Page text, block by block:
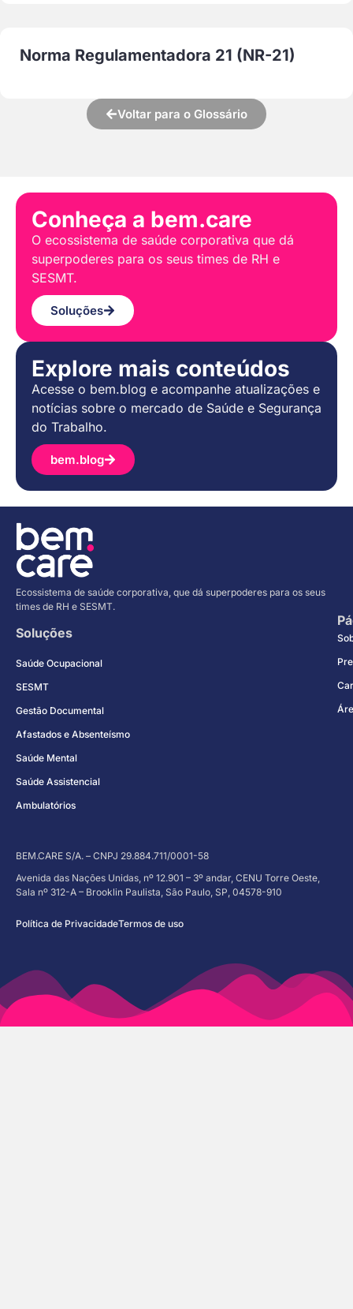
Norma Regulamentadora 21 (NR-21)
Voltar para o Glossário
Conheça a bem.care
O ecossistema de saúde corporativa que dá
superpoderes para os seus times de RH e
SESMT.
Soluções
Explore mais conteúdos
Acesse o bem.blog e acompanhe atualizações e
notícias sobre o mercado de Saúde e Segurança
do Trabalho.
bem.blog
Ecossistema de saúde corporativa, que dá superpoderes para os seus
times de RH e SESMT.
Soluções
Saúde Ocupacional
SESMT
Gestão Documental
Afastados e Absenteísmo
Saúde Mental
Saúde Assistencial
Ambulatórios
BEM.CARE S/A. – CNPJ 29.884.711/0001-58
Avenida das Nações Unidas, nº 12.901 – 3º andar, CENU Torre Oeste,
Sala nº 312-A – Brooklin Paulista, São Paulo, SP, 04578-910
Política de PrivacidadeTermos de uso